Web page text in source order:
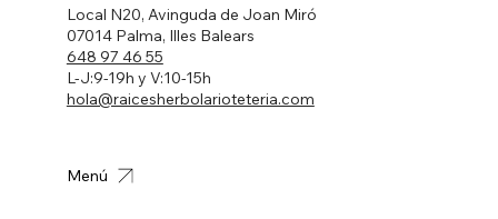
Local N20, Avinguda de Joan Miró
07014 Palma, Illes Balears
648 97 46 55
L-J:9-19h y V:10-15h
hola@raicesherbolarioteteria.com
Menú